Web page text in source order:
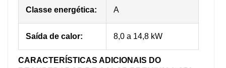
Classe energética: A
Saída de calor: 8,0 a 14,8 kW
CARACTERÍSTICAS ADICIONAIS DO